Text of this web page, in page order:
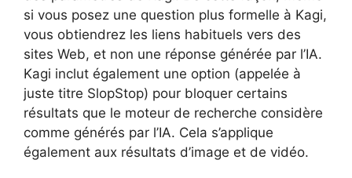
si vous posez une question plus formelle à Kagi,
vous obtiendrez les liens habituels vers des
sites Web, et non une réponse générée par l’IA.
Kagi inclut également une option (appelée à
juste titre SlopStop) pour bloquer certains
résultats que le moteur de recherche considère
comme générés par l’IA. Cela s’applique
également aux résultats d’image et de vidéo.